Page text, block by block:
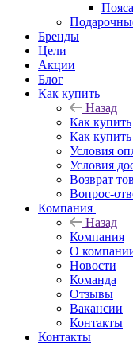
Пояса
Бренды
Цели
Акции
Блог
Как купить
Назад
Как купить
Как купить
Условия
Условия
Возврат
Вопрос-
Компания
Назад
Компания
О
Новости
Команда
Отзывы
Вакансии
Контакты
Контакты